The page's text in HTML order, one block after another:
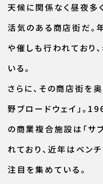
天候に関係なく昼夜多
活気のある商店街だ。
や催しも行われており
いる。
さらに、その商店街を
野ブロードウェイ」。
の商業複合施設は「サ
れており、近年はベン
注目を集めている。